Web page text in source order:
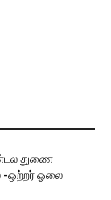
துணை
-ஒற்றர் ஓலை